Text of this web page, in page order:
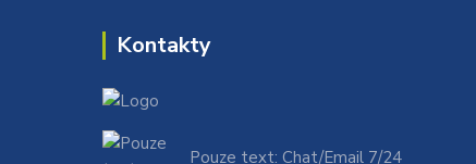
Kontakty
Pouze text: Chat/Email 7/24